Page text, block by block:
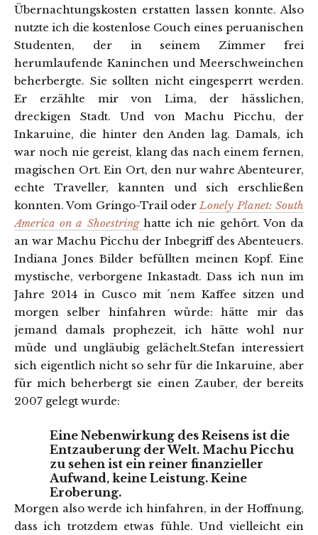
Übernachtungskosten erstatten lassen konnte. Also
nutzte ich die kostenlose Couch eines peruanischen
Studenten, der in seinem Zimmer frei
herumlaufende Kaninchen und Meerschweinchen
beherbergte. Sie sollten nicht eingesperrt werden.
Er erzählte mir von Lima, der hässlichen,
dreckigen Stadt. Und von Machu Picchu, der
Inkaruine, die hinter den Anden lag. Damals, ich
war noch nie gereist, klang das nach einem fernen,
magischen Ort. Ein Ort, den nur wahre Abenteurer,
echte Traveller, kannten und sich erschließen
konnten. Vom Gringo-Trail oderLonely Planet: South
America on a Shoestring hatte ich nie gehört. Von da
an war Machu Picchu der Inbegriff des Abenteuers.
Indiana Jones Bilder befüllten meinen Kopf. Eine
mystische, verborgene Inkastadt. Dass ich nun im
Jahre 2014 in Cusco mit ´nem Kaffee sitzen und
morgen selber hinfahren würde: hätte mir das
jemand damals prophezeit, ich hätte wohl nur
müde und ungläubig gelächelt.Stefan interessiert
sich eigentlich nicht so sehr für die Inkaruine, aber
für mich beherbergt sie einen Zauber, der bereits
2007 gelegt wurde:
Eine Nebenwirkung des Reisens ist die
Entzauberung der Welt. Machu Picchu
zu sehen ist ein reiner finanzieller
Aufwand, keine Leistung. Keine
Eroberung.
Morgen also werde ich hinfahren, in der Hoffnung,
dass ich trotzdem etwas fühle. Und vielleicht ein